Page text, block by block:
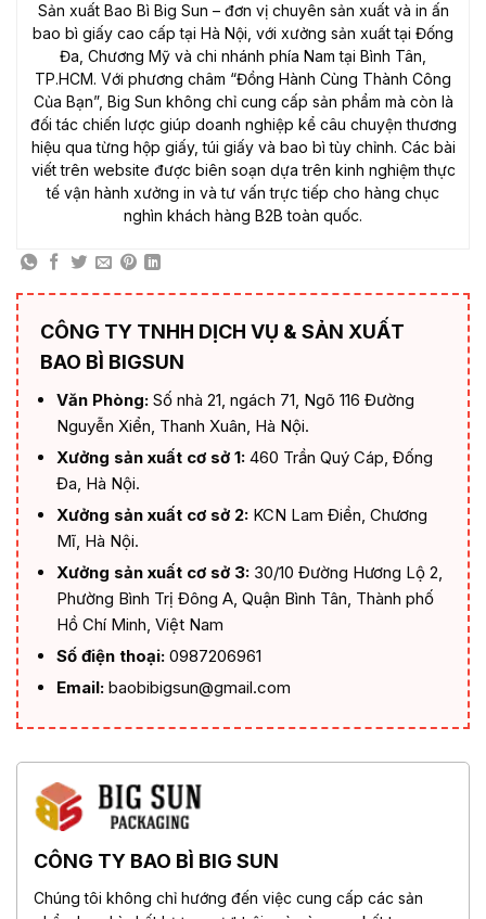
Sản xuất Bao Bì Big Sun – đơn vị chuyên sản xuất và in ấn
bao bì giấy cao cấp tại Hà Nội, với xưởng sản xuất tại Đống
Đa, Chương Mỹ và chi nhánh phía Nam tại Bình Tân,
TP.HCM. Với phương châm “Đồng Hành Cùng Thành Công
Của Bạn”, Big Sun không chỉ cung cấp sản phẩm mà còn là
đối tác chiến lược giúp doanh nghiệp kể câu chuyện thương
hiệu qua từng hộp giấy, túi giấy và bao bì tùy chỉnh. Các bài
viết trên website được biên soạn dựa trên kinh nghiệm thực
tế vận hành xưởng in và tư vấn trực tiếp cho hàng chục
nghìn khách hàng B2B toàn quốc.
CÔNG TY TNHH DỊCH VỤ & SẢN XUẤT
BAO BÌ BIGSUN
Văn Phòng:Số nhà 21, ngách 71, Ngõ 116 Đường
Nguyễn Xiển, Thanh Xuân, Hà Nội.
Xưởng sản xuất cơ sở 1:460 Trần Quý Cáp, Đống
Đa, Hà Nội.
Xưởng sản xuất cơ sở 2:KCN Lam Điền, Chương
Mĩ, Hà Nội.
Xưởng sản xuất cơ sở 3:30/10 Đường Hương Lộ 2,
Phường Bình Trị Đông A, Quận Bình Tân, Thành phố
Hồ Chí Minh, Việt Nam
Số điện thoại:0987206961
Email:baobibigsun@gmail.com
CÔNG TY BAO BÌ BIG SUN
Chúng tôi không chỉ hướng đến việc cung cấp các sản